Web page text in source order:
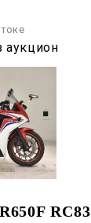
RC83
аукцион